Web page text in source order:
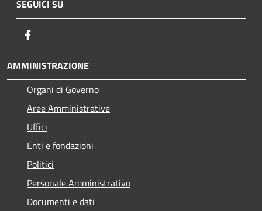
SEGUICI SU
AMMINISTRAZIONE
Organi di Governo
Aree Amministrative
Uffici
Enti e fondazioni
Politici
Personale Amministrativo
Documenti e dati